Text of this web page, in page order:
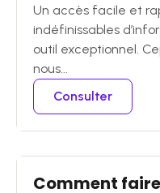
Un accès facile et
indéfinissables
outil exceptionnel.
nous...
Consulter
Comment